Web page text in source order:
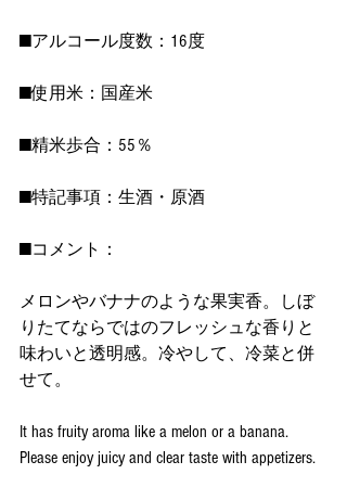
■アルコール度数：16度
■使用米：国産米
■精米歩合：55％
■特記事項：生酒・原酒
■コメント：
メロンやバナナのような果実香。しぼ
りたてならではのフレッシュな香りと
味わいと透明感。冷やして、冷菜と併
せて。
It has fruity aroma like a melon or a banana.
Please enjoy juicy and clear taste with appetizers.